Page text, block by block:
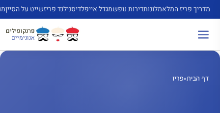
לדלג
לתוכן
מדריך פריז המלאמלונותדירות נופשמגדל אייפלדיסנילנד פריזשייט על הסיין
פרנקופילים
אנונימיים
דף הבית»פריז